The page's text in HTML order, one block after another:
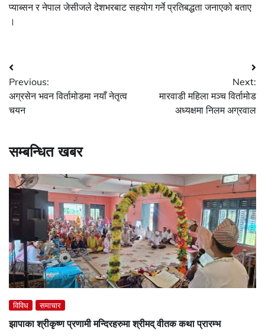
प्याब्सन र नेपाल जेसीजले देशभरबाट सहयोग गर्ने प्रतिबद्धता जनाएको बताए
।
Post
navigation
Previous:
अग्रसेन भवन विर्तामोडमा नयाँ नेतृत्व
चयन
Next:
मारवाडी महिला मञ्च विर्तामोड
अध्यक्षमा निलम अग्रवाल
सम्बन्धित खबर
विविध समाचार
झापाका श्रीकृष्ण प्रणामी मन्दिरहरुमा श्रीमद् वीतक कथा प्रारम्भ